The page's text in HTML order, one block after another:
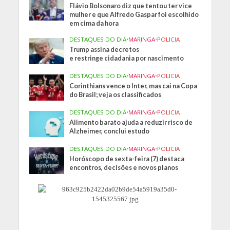
Flávio Bolsonaro diz que tentou ter vice
mulher e que Alfredo Gaspar foi escolhido
em cima da hora
DESTAQUES DO DIA•MARINGA•POLICIA
Trump assina decretos
e restringe cidadania por nascimento
DESTAQUES DO DIA•MARINGA•POLICIA
Corinthians vence o Inter, mas cai na Copa
do Brasil; veja os classificados
DESTAQUES DO DIA•MARINGA•POLICIA
Alimento barato ajuda a reduzir risco de
Alzheimer, conclui estudo
DESTAQUES DO DIA•MARINGA•POLICIA
Horóscopo de sexta-feira (7) destaca
encontros, decisões e novos planos